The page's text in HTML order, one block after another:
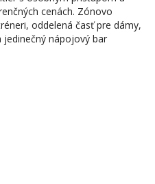
cenách. Zónovo
oddelená časť pre dámy,
jedinečný nápojový bar